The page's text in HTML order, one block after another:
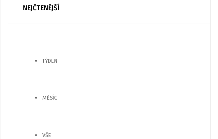
NEJČTENĚJŠÍ
TÝDEN
MĚSÍC
VŠE